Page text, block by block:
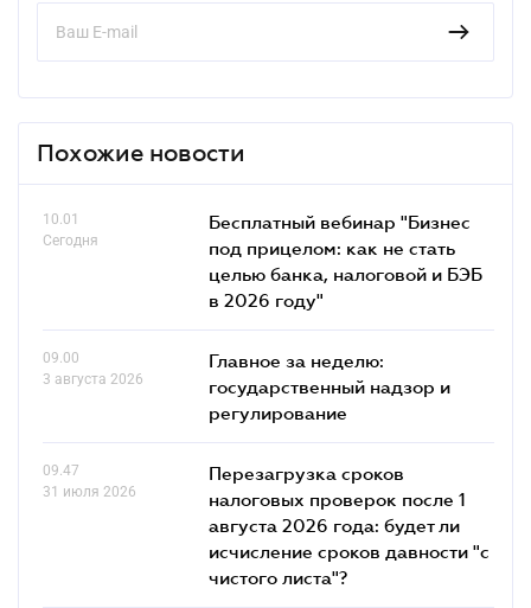
Похожие новости
10.01
Сегодня
Бесплатный вебинар "Бизнес
под прицелом: как не стать
целью банка, налоговой и БЭБ
в 2026 году"
09.00
3 августа 2026
Главное за неделю:
государственный надзор и
регулирование
09.47
31 июля 2026
Перезагрузка сроков
налоговых проверок после 1
августа 2026 года: будет ли
исчисление сроков давности "с
чистого листа"?